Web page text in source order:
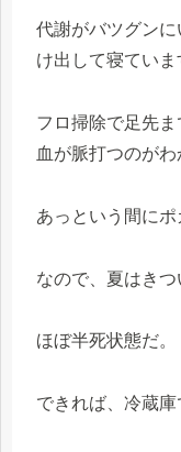
代謝がバツグン
け出して寝ていま
フロ掃除で足先
血が脈打つのがわ
あっという間にポ
なので、夏はきつ
ほぼ半死状態だ。
できれば、冷蔵庫